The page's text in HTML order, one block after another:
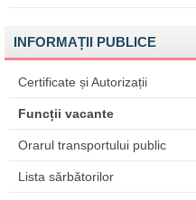
INFORMAȚII PUBLICE
Certificate și Autorizații
Funcții vacante
Orarul transportului public
Lista sărbătorilor